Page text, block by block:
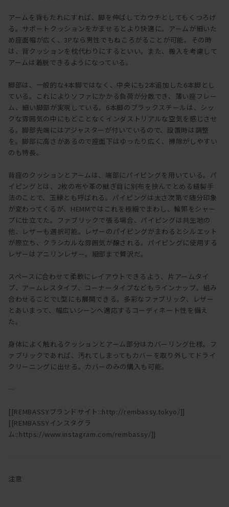
アームを背もたれにすれば、脚を伸ばしてカウチとしてもくつろげ
る。サポートクッションをかませるとより快適に。アームが細いた
め座面幅が広く、3Pなら男性でもねころがることが可能。その時
は、背クッションを枕代わりにするといい。また、搬入を考慮して
アームは着脱できるようになっている。
脚部は、一般的な4本脚ではなく、中央にも2本追加した6本脚とし
ている。これによりソファにかかる負荷が分散でき、薄い座フレー
ム、細い脚部が実現している。6本脚のブラックスチールは、シッ
クな雰囲気の中にもどことなくインダストリアルな空気を感じさせ
る。脚部先端にはアジャスターが付いているので、設置時は調整
を。脚部に高さがあるので座面下はゆったり広く、掃除がしやすい
のも特長。
背座のクッションとアームは、端部にパイピングを用いている。パ
イピングとは、2枚の布や革の継ぎ目に別布を挟んでとめる縫製手
法のことで、玉縁とも呼ばれる。パイピングは太さ次第で随分印象
が変わってくるが、HEMMではこれを極細でまわし、輪郭をシャー
プに仕立てた。ファブリックで張る場合、パイピングは共生地の
他、レザーも選択可能。レザーのパイピングがまわるとシルエット
が際立ち、クラシカルな雰囲気が醸される。パイピングに使用する
レザーはアニリンレザー。細部まで贅沢だ。
スペースに合わせて柔軟にレイアウトできるよう、片アームタイ
プ、アームレスタイプ、コーナータイプなどもラインナップ。組み
合わせることでL型にも展開できる。多彩なファブリック、レザー
とあいまって、幅広いシーンへ適応するコーディネート性を備え
た。
身体によく触れるクッションとアーム部分はカバーリング仕様。フ
ァブリックであれば、汚れてしまってもカバーを取り外してドライ
クリーニングに出せる。カバーのみの購入も可能。
[[REMBASSYブランドサイト::http://rembassy.tokyo/]]
[[REMBASSYインスタグラ
ム::https://www.instagram.com/rembassy/]]
注意